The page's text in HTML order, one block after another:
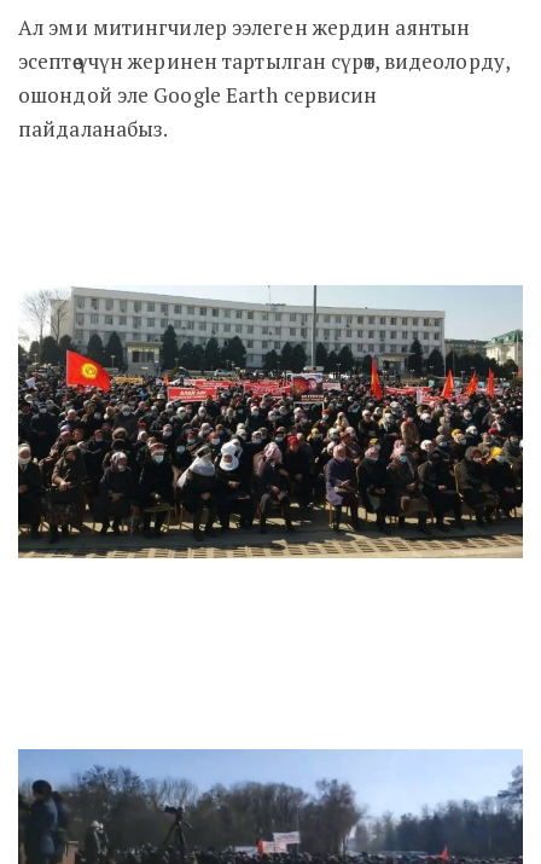
Ал эми митингчилер ээлеген жердин аянтын
эсептөө үчүн жеринен тартылган сүрөт, видеолорду,
ошондой эле Google Earth сервисин
пайдаланабыз.